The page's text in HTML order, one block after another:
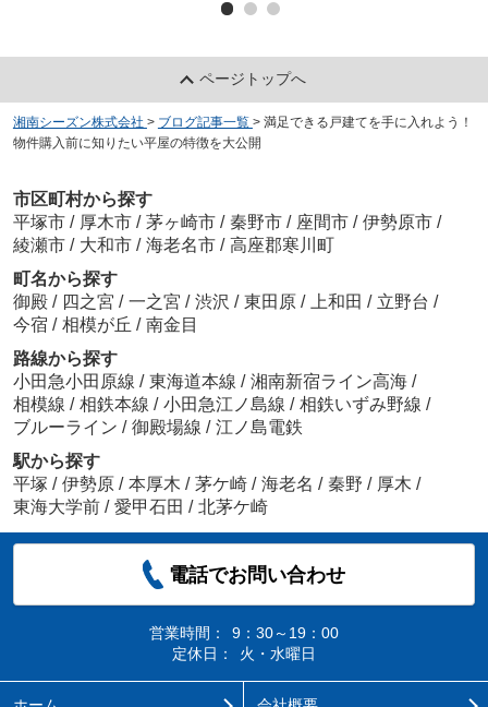
ページトップへ
湘南シーズン株式会社 > ブログ記事一覧 > 満足できる戸建てを手に入れよう！
物件購入前に知りたい平屋の特徴を大公開
市区町村から探す
平塚市 / 厚木市 / 茅ヶ崎市 / 秦野市 / 座間市 / 伊勢原市 /
綾瀬市 / 大和市 / 海老名市 / 高座郡寒川町
町名から探す
御殿 / 四之宮 / 一之宮 / 渋沢 / 東田原 / 上和田 / 立野台 /
今宿 / 相模が丘 / 南金目
路線から探す
小田急小田原線 / 東海道本線 / 湘南新宿ライン高海 /
相模線 / 相鉄本線 / 小田急江ノ島線 / 相鉄いずみ野線 /
ブルーライン / 御殿場線 / 江ノ島電鉄
駅から探す
平塚 / 伊勢原 / 本厚木 / 茅ケ崎 / 海老名 / 秦野 / 厚木 /
東海大学前 / 愛甲石田 / 北茅ケ崎
電話でお問い合わせ
営業時間：
9：30～19：00
定休日：
火・水曜日